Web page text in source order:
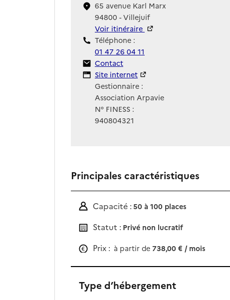
65 avenue Karl Marx
94800 - Villejuif
Voir itinéraire
Téléphone :
01 47 26 04 11
Contact
Contact
Site Internet
Site internet
Gestionnaire :
Association Arpavie
N° FINESS :
940804321
Principales caractéristiques
Capacité : 50 à 100 places
Statut : Privé non lucratif
Prix : à partir de 738,00 € / mois
Type d’hébergement